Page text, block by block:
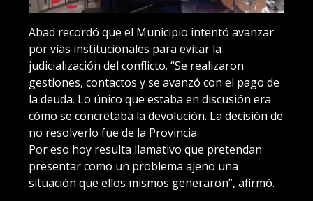
Abad recordó que el Municipio intentó avanzar
por vías institucionales para evitar la
judicialización del conflicto. “Se realizaron
gestiones, contactos y se avanzó con el pago de
la deuda. Lo único que estaba en discusión era
cómo se concretaba la devolución. La decisión de
no resolverlo fue de la Provincia.
Por eso hoy resulta llamativo que pretendan
presentar como un problema ajeno una
situación que ellos mismos generaron”, afirmó.